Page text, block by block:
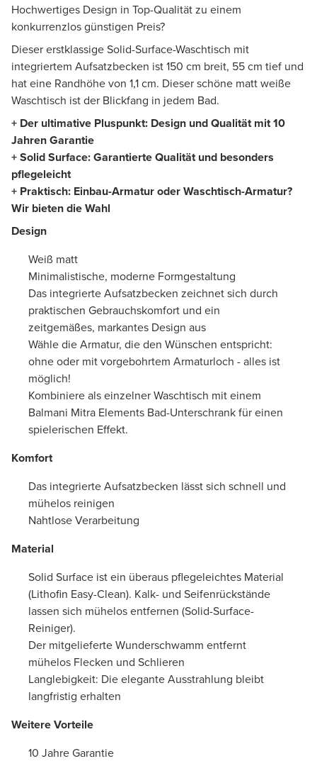
Hochwertiges Design in Top-Qualität zu einem
konkurrenzlos günstigen Preis?
Dieser erstklassige Solid-Surface-Waschtisch mit
integriertem Aufsatzbecken ist 150 cm breit, 55 cm tief und
hat eine Randhöhe von 1,1 cm. Dieser schöne matt weiße
Waschtisch ist der Blickfang in jedem Bad.
+ Der ultimative Pluspunkt: Design und Qualität mit 10
Jahren Garantie
+ Solid Surface: Garantierte Qualität und besonders
pflegeleicht
+ Praktisch: Einbau-Armatur oder Waschtisch-Armatur?
Wir bieten die Wahl
Design
Weiß matt
Minimalistische, moderne Formgestaltung
Das integrierte Aufsatzbecken zeichnet sich durch
praktischen Gebrauchskomfort und ein
zeitgemäßes, markantes Design aus
Wähle die Armatur, die den Wünschen entspricht:
ohne oder mit vorgebohrtem Armaturloch - alles ist
möglich!
Kombiniere als einzelner Waschtisch mit einem
Balmani Mitra Elements Bad-Unterschrank für einen
spielerischen Effekt.
Komfort
Das integrierte Aufsatzbecken lässt sich schnell und
mühelos reinigen
Nahtlose Verarbeitung
Material
Solid Surface ist ein überaus pflegeleichtes Material
(Lithofin Easy-Clean). Kalk- und Seifenrückstände
lassen sich mühelos entfernen (Solid-Surface-
Reiniger).
Der mitgelieferte Wunderschwamm entfernt
mühelos Flecken und Schlieren
Langlebigkeit: Die elegante Ausstrahlung bleibt
langfristig erhalten
Weitere Vorteile
10 Jahre Garantie